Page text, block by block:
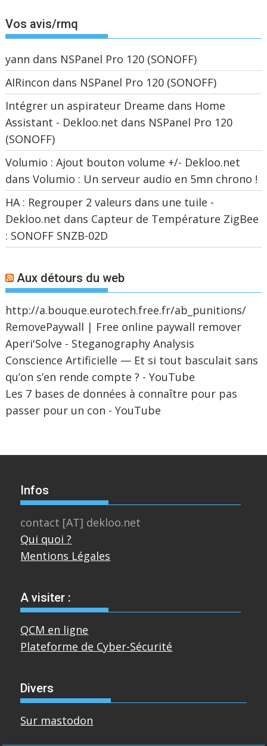
Vos avis/rmq
yann dans NSPanel Pro 120 (SONOFF)
AIRincon dans NSPanel Pro 120 (SONOFF)
Intégrer un aspirateur Dreame dans Home
Assistant - Dekloo.net dans NSPanel Pro 120
(SONOFF)
Volumio : Ajout bouton volume +/- Dekloo.net
dansVolumio : Un serveur audio en 5mn chrono !
HA : Regrouper 2 valeurs dans une tuile -
Dekloo.net dans Capteur de Température ZigBee
: SONOFF SNZB-02D
Aux détours du web
http://a.bouque.eurotech.free.fr/ab_punitions/
RemovePaywall | Free online paywall remover
Aperi'Solve - Steganography Analysis
Conscience Artificielle — Et si tout basculait sans
qu’on s’en rende compte ? - YouTube
Les 7 bases de données à connaître pour pas
passer pour un con - YouTube
Infos
contact [AT] dekloo.net
Qui quoi ?
Mentions Légales
A visiter :
QCM en ligne
Plateforme de Cyber-Sécurité
Divers
Sur mastodon